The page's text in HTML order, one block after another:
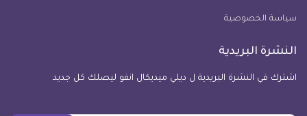
سياسة الخصوصية
النشرة البريدية
اشترك في النشرة البريدية ل ديلي ميديكال انفو ليصلك كل جديد